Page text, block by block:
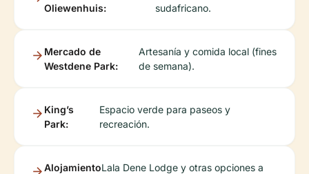
Oliewenhuis:
sudafricano.
Mercado de
Westdene Park:
Artesanía y comida local (fines
de semana).
King’s
Park:
Espacio verde para paseos y
recreación.
AlojamientoLala Dene Lodge y otras opciones a